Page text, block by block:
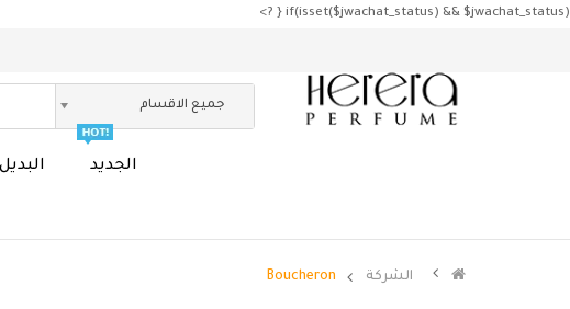
if(isset($jwachat_status) && $jwachat_status) { ?>
جميع الاقسام
الجديد
الشركة Boucheron